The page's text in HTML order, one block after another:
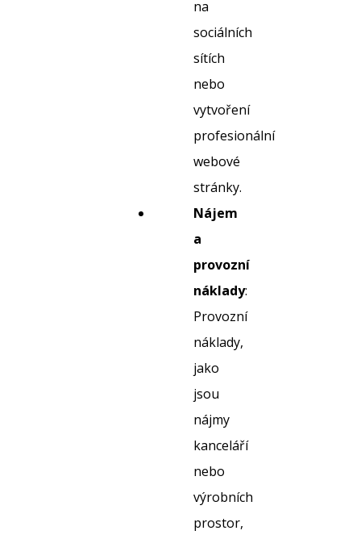
na
sociálních
sítích
nebo
vytvoření
profesionální
webové
stránky.
Nájem
a
provozní
náklady:
Provozní
náklady,
jako
jsou
nájmy
kanceláří
nebo
výrobních
prostor,